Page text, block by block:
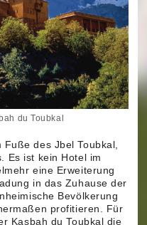
du Toubkal
Fuße des Jbel Toubkal,
Es ist kein Hotel im
eine Erweiterung
in das Zuhause der
Bevölkerung
profitieren. Für
Kasbah du Toubkal die